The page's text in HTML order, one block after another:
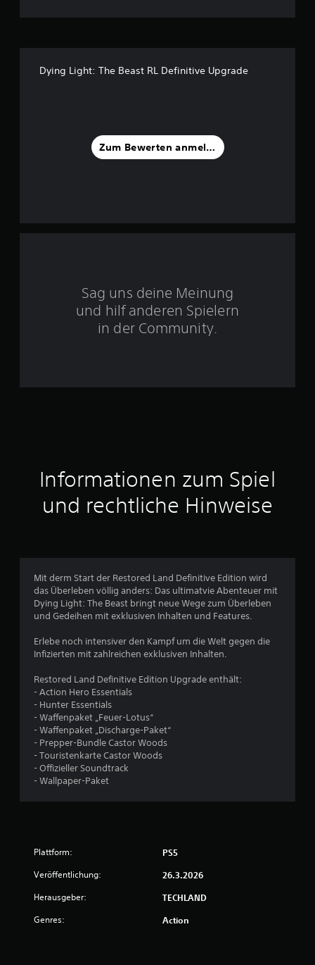
:
4
5
n
u
s
4
e
n
Dying Light: The Beast RL Definitive Upgrade
Zum Bewerten anmelden
Sag uns deine Meinung
und hilf anderen Spielern
in der Community.
Informationen zum Spiel
und rechtliche Hinweise
Mit derm Start der Restored Land Definitive Edition wird
das Überleben völlig anders: Das ultimatvie Abenteuer mit
Dying Light: The Beast bringt neue Wege zum Überleben
und Gedeihen mit exklusiven Inhalten und Features.
Erlebe noch intensiver den Kampf um die Welt gegen die
Infizierten mit zahlreichen exklusiven Inhalten.
Restored Land Definitive Edition Upgrade enthält:
- Action Hero Essentials
- Hunter Essentials
- Waffenpaket „Feuer-Lotus“
- Waffenpaket „Discharge-Paket“
- Prepper-Bundle Castor Woods
- Touristenkarte Castor Woods
- Offizieller Soundtrack
- Wallpaper-Paket
Plattform: PS5
Veröffentlichung: 26.3.2026
Herausgeber: TECHLAND
Genres: Action